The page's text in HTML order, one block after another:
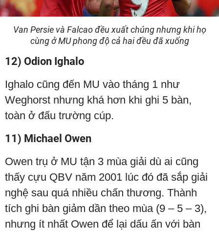
Van Persie và Falcao đều xuất chúng nhưng khi họ
cùng ở MU phong độ cả hai đều đã xuống
12) Odion Ighalo
Ighalo cũng đến MU vào tháng 1 như
Weghorst nhưng khá hơn khi ghi 5 bàn,
toàn ở đấu trường cúp.
11) Michael Owen
Owen trụ ở MU tận 3 mùa giải dù ai cũng
thấy cựu QBV năm 2001 lúc đó đã sắp giải
nghệ sau quá nhiều chấn thương. Thành
tích ghi bàn giảm dần theo mùa (9 – 5 – 3),
nhưng ít nhất Owen để lại dấu ấn với bàn